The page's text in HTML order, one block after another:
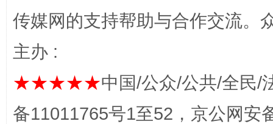
传媒网的支持帮助与合作交流。
主办 :
★★★★★中国/公众/公共/全民/
备11011765号1至52，京公网安